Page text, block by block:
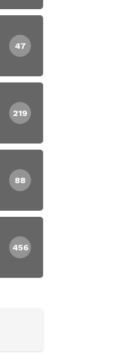
47
219
88
456